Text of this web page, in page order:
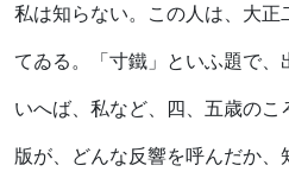
私は知らない。この人は、大正
てゐる。「寸鐵」といふ題で、
いへば、私など、四、五歳の
版が、どんな反響を呼んだか